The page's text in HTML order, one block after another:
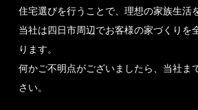
住宅選びを行うことで、理想の家族生活
当社は四日市周辺でお客様の家づくりを
ります。
何かご不明点がございましたら、当社ま
さい。